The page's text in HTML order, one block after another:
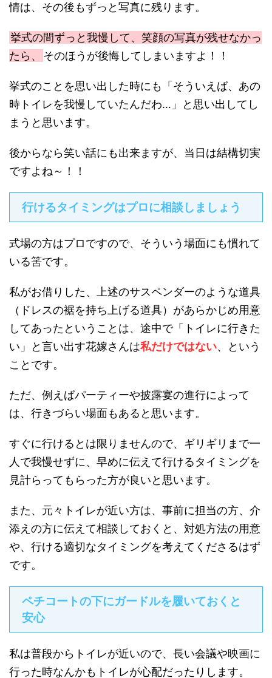
情は、その後もずっと写真に残ります。
挙式の間ずっと我慢して、笑顔の写真が残せなかっ
たら、
そのほうが後悔してしまいますよ！！
挙式のことを思い出した時にも「そういえば、あの
時トイレを我慢していたんだわ…」と思い出してし
まうと思います。
後からなら笑い話にも出来ますが、当日は結構切実
ですよね～！！
行けるタイミングはプロに相談しましょう
式場の方はプロですので、そういう場面にも慣れて
いる筈です。
私がお借りした、上述のサスペンダーのような道具
（ドレスの裾を持ち上げる道具）があらかじめ用意
してあったということは、途中で「トイレに行きた
い」と言い出す花嫁さんは私だけではない、という
ことです。
ただ、例えばパーティーや披露宴の進行によって
は、行きづらい場面もあると思います。
すぐに行けるとは限りませんので、ギリギリまで一
人で我慢せずに、早めに伝えて行けるタイミングを
見計らってもらった方が良いと思います。
また、元々トイレが近い方は、事前に担当の方、介
添えの方に伝えて相談しておくと、対処方法の用意
や、行ける適切なタイミングを考えてくださるはず
です。
ペチコートの下にガードルを履いておくと
安心
私は普段からトイレが近いので、長い会議や映画に
行った時なんかもトイレが心配だったりします。